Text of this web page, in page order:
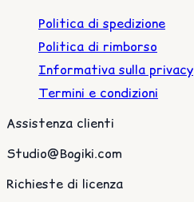
Politica di spedizione
Politica di rimborso
Informativa sulla privacy
Termini e condizioni
Assistenza clienti
Studio@Bogiki.com
Richieste di licenza